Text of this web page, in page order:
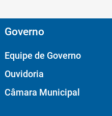
Governo
Equipe de Governo
Ouvidoria
Câmara Municipal